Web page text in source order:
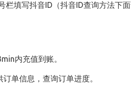
填写抖音ID（抖音ID查询方法下
内充值到账。
单信息，查询订单进度。